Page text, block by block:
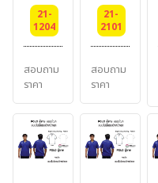
แบบ
ไม่มี
กระเป๋า
หน้าอก
ผ้า
DRY
TECH
21-
1204
สอบถาม
ราคา
มี
กระเป๋า
หน้าอก
ซ้าย
ผ้า
TK
21-
2101
สอบถาม
ราคา